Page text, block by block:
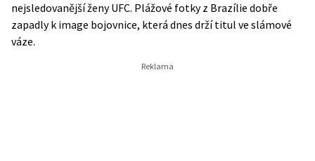
nejsledovanější ženy UFC. Plážové fotky z Brazílie dobře
zapadly k image bojovnice, která dnes drží titul ve slámové
váze.